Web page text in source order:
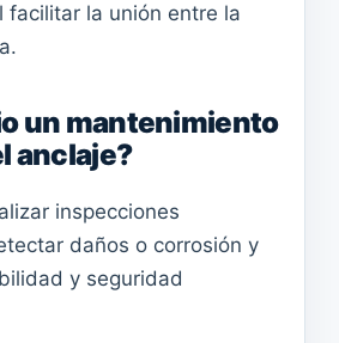
facilitar la unión entre la
un mantenimiento
anclaje?
inspecciones
daños o corrosión y
y seguridad